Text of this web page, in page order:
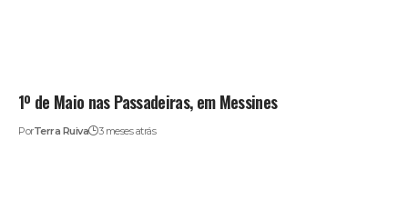
1º de Maio nas Passadeiras, em Messines
PorTerra Ruiva 3 meses atrás